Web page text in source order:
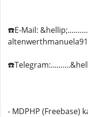
☎️E-Mail:
- MDPHP (Freebase)